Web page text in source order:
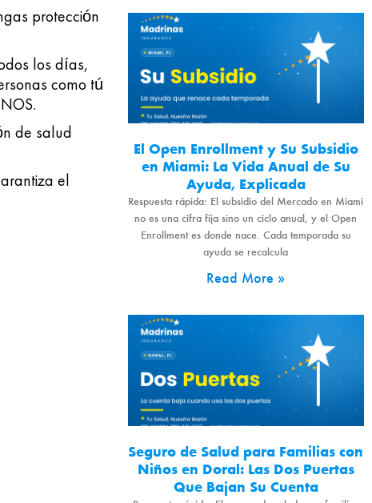
protección
los días,
como tú
de salud
el
El Open Enrollment y Su Subsidio
en Miami: La Vida Anual de Su
Ayuda, Explicada
Respuesta rápida: El subsidio del Mercado en Miami
no es una cifra fija sino un ciclo anual, y el Open
Enrollment es donde nace. Cada temporada su
ayuda se recalcula
Read More »
Seguro de Salud para Familias con
Niños en Doral: Las Dos Puertas
Que Bajan Su Cuenta